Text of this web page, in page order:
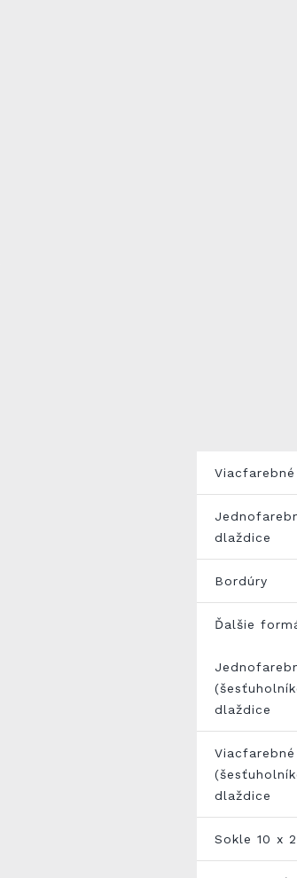
dlaždice
Bordúry
Ďalšie
dlaždice
dlaždice
Sokle 10 x